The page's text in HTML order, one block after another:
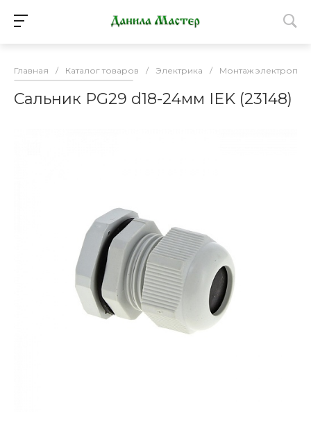
Главная / Каталог товаров / Электрика / Монтаж
Сальник PG29 d18-24мм IEK (23148)